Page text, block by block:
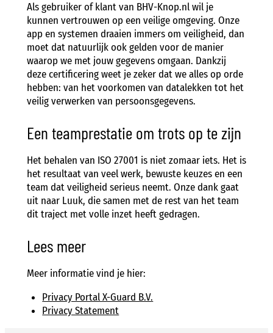
Als gebruiker of klant van BHV-Knop.nl wil je
kunnen vertrouwen op een veilige omgeving. Onze
app en systemen draaien immers om veiligheid, dan
moet dat natuurlijk ook gelden voor de manier
waarop we met jouw gegevens omgaan. Dankzij
deze certificering weet je zeker dat we alles op orde
hebben: van het voorkomen van datalekken tot het
veilig verwerken van persoonsgegevens.
Een teamprestatie om trots op te zijn
Het behalen van ISO 27001 is niet zomaar iets. Het is
het resultaat van veel werk, bewuste keuzes en een
team dat veiligheid serieus neemt. Onze dank gaat
uit naar Luuk, die samen met de rest van het team
dit traject met volle inzet heeft gedragen.
Lees meer
Meer informatie vind je hier:
Privacy Portal X-Guard B.V.
Privacy Statement